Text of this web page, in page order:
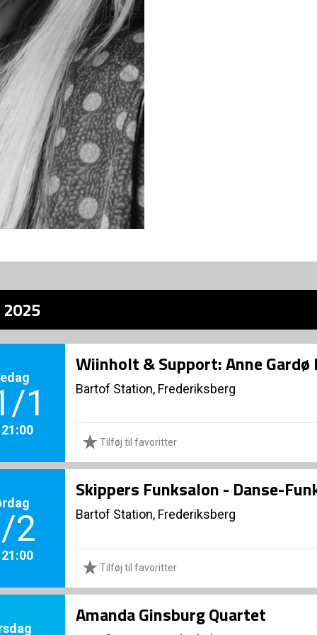
1
Wiinholt & Support: Anne Gardø
Bartof Station, Frederiksberg
Tilføj til favoritter
2
Skippers Funksalon - Danse-
Bartof Station, Frederiksberg
Tilføj til favoritter
Amanda Ginsburg Quartet